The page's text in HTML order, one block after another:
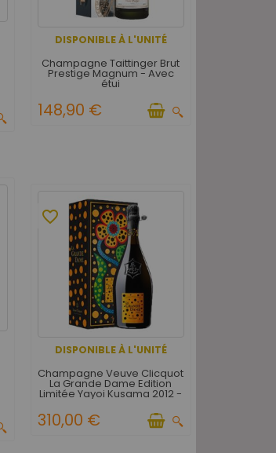
DISPONIBLE À L'UNITÉ
Champagne Taittinger Brut
Prestige Magnum - Avec
étui
148,90 €
DISPONIBLE À L'UNITÉ
favorite_border
Champagne Veuve Clicquot
La Grande Dame Edition
Limitée Yayoi Kusama 2012 -
Avec étui
310,00 €